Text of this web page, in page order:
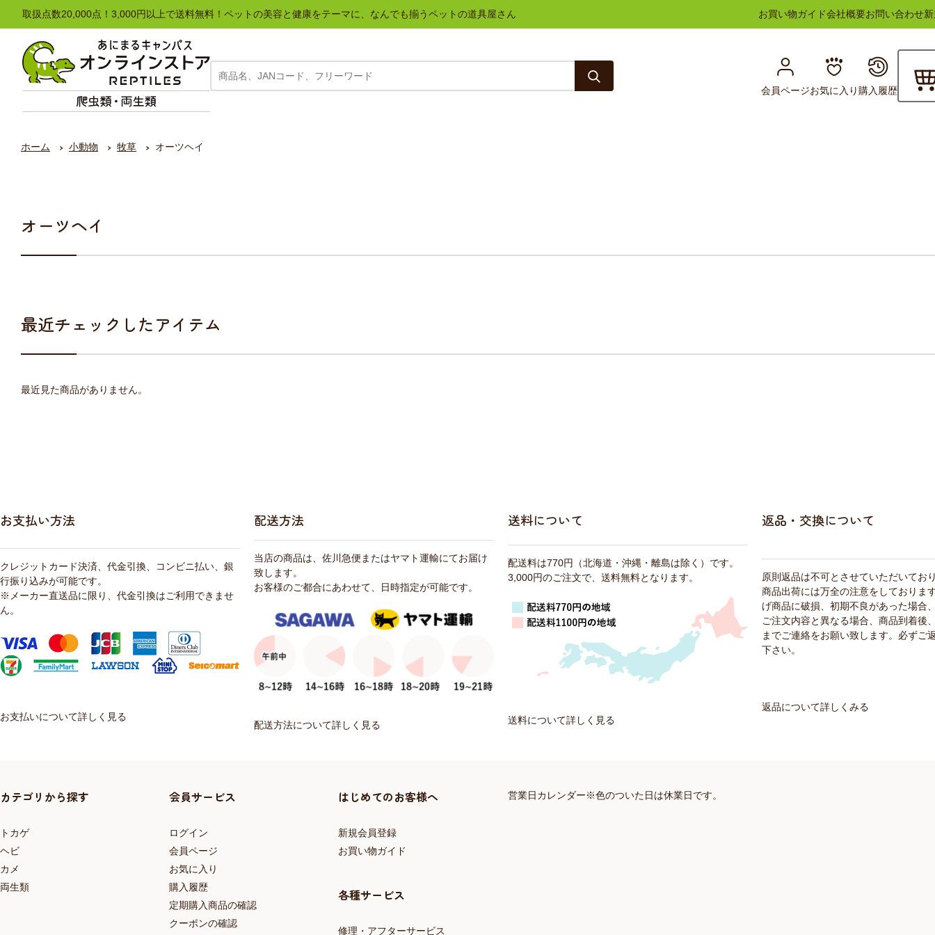
取扱点数20,000点！3,000円以上で送料無料！ペットの美容と健康をテーマに、なんでも揃うペットの道具屋さん お買い物ガイド会社概要お問い合わせ
会員ページお気に入り 購入履歴
ホーム 小動物 牧草 オーツヘイ
オーツヘイ
最近チェックしたアイテム
最近見た商品がありません。
お支払い方法
クレジットカード決済、代金引換、コンビニ払い、銀
行振り込みが可能です。
※メーカー直送品に限り、代金引換はご利用できませ
ん。
お支払いについて詳しく見る
配送方法
当店の商品は、佐川急便またはヤマト運輸にてお届け
致します。
お客様のご都合にあわせて、日時指定が可能です。
配送方法について詳しく見る
送料について
配送料は770円（北海道・沖縄・離島は除く）です。
3,000円のご注文で、送料無料となります。
送料について詳しく見る
返品・交換について
原則返品は不可とさせていただいてお
商品出荷には万全の注意をしておりま
げ商品に破損、初期不良があった場合
ご注文内容と異なる場合、商品到着後
までご連絡をお願い致します。必ずご
下さい。
返品について詳しくみる
カテゴリから探す
トカゲ
ヘビ
カメ
両生類
会員サービス
ログイン
会員ページ
お気に入り
購入履歴
定期購入商品の確認
クーポンの確認
はじめてのお客様へ
新規会員登録
お買い物ガイド
各種サービス
修理・アフターサービス
営業日カレンダー※色のついた日は休業日です。